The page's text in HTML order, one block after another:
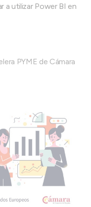
a utilizar Power BI en
PYME de Cámara